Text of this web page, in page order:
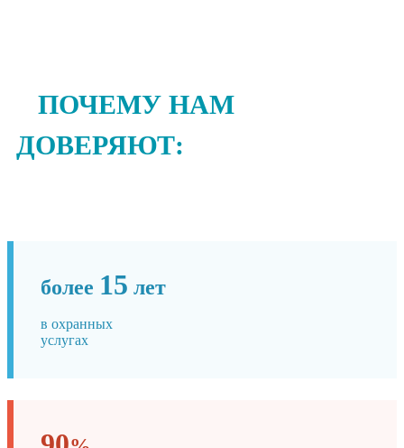
ПОЧЕМУ НАМ
ДОВЕРЯЮТ:
более 15 лет
в охранных
услугах